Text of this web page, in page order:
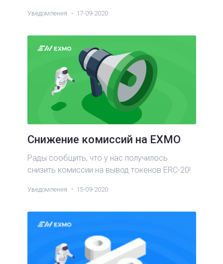
Уведомления 17-09-2020
Снижение комиссий на EXMO
Рады сообщить, что у нас получилось
снизить комиссии на вывод токенов ERC-20!
Уведомления 15-09-2020